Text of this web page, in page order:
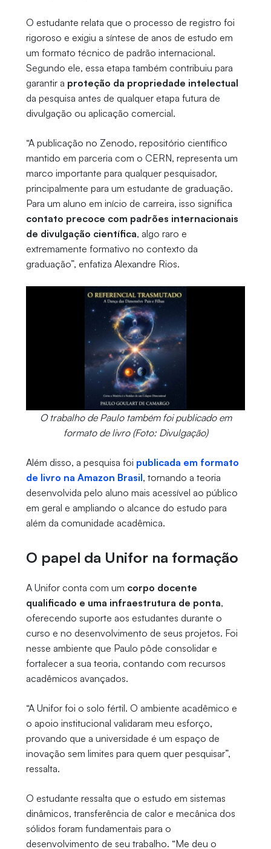
O estudante relata que o processo de registro foi
rigoroso e exigiu a síntese de anos de estudo em
um formato técnico de padrão internacional.
Segundo ele, essa etapa também contribuiu para
garantir a proteção da propriedade intelectual
da pesquisa antes de qualquer etapa futura de
divulgação ou aplicação comercial.
“A publicação no Zenodo, repositório científico
mantido em parceria com o CERN, representa um
marco importante para qualquer pesquisador,
principalmente para um estudante de graduação.
Para um aluno em início de carreira, isso significa
contato precoce com padrões internacionais
de divulgação científica, algo raro e
extremamente formativo no contexto da
graduação”, enfatiza Alexandre Rios.
O trabalho de Paulo também foi publicado em
formato de livro (Foto: Divulgação)
Além disso, a pesquisa foi publicada em formato
de livro na Amazon Brasil, tornando a teoria
desenvolvida pelo aluno mais acessível ao público
em geral e ampliando o alcance do estudo para
além da comunidade acadêmica.
O papel da Unifor na formação
A Unifor conta com um corpo docente
qualificado e uma infraestrutura de ponta,
oferecendo suporte aos estudantes durante o
curso e no desenvolvimento de seus projetos. Foi
nesse ambiente que Paulo pôde consolidar e
fortalecer a sua teoria, contando com recursos
acadêmicos avançados.
“A Unifor foi o solo fértil. O ambiente acadêmico e
o apoio institucional validaram meu esforço,
provando que a universidade é um espaço de
inovação sem limites para quem quer pesquisar”,
ressalta.
O estudante ressalta que o estudo em sistemas
dinâmicos, transferência de calor e mecânica dos
sólidos foram fundamentais para o
desenvolvimento de seu trabalho. “Me deu o